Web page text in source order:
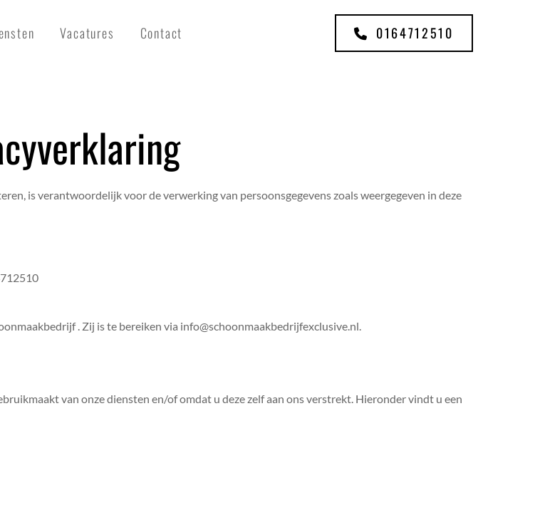
Vacatures Contact 0164712510
is verantwoordelijk voor de verwerking van persoonsgegevens zoals weergegeven in deze
. Zij is te bereiken via info@schoonmaakbedrijfexclusive.nl.
van onze diensten en/of omdat u deze zelf aan ons verstrekt. Hieronder vindt u een